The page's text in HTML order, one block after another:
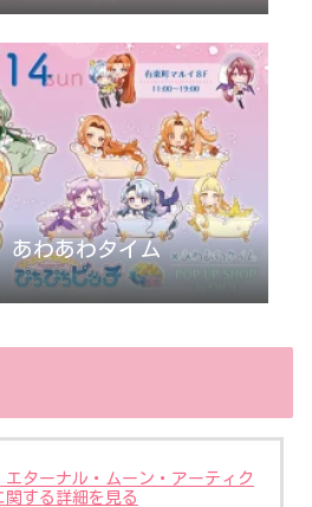
あわあわタイム
エターナル・ムーン・アーティク
関する詳細を見る